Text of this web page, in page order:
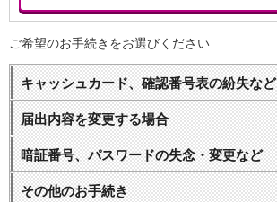
外貨普通預金
外貨定期預金
外貨普通預金積立
資産運用
投資信託TOP
証券口座開設
投信つみたて
NISA
金銭信託
金銭信託のしくみ
ご希望のお手続きをお選びください
キャッシュカード、確認番号表の紛失など
届出内容を変更する場合
暗証番号、パスワードの失念・変更など
その他のお手続き